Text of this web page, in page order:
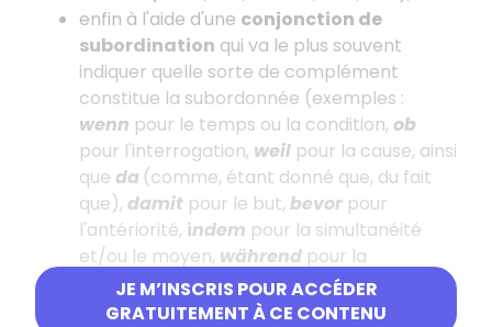
JE M’INSCRIS POUR ACCÉDER
GRATUITEMENT À CE CONTENU
enfin à l'aide d'une conjonction de
subordination qui va le plus souvent
indiquer quelle sorte de complément
constitue la subordonnée (exemples :
wenn pour le temps ou la condition, ob
pour l'interrogation, weil pour la cause, ainsi
que da (comme, étant donné que, du fait
que), damit pour le but, bevor pour
l'antériorité, indem pour la simultanéité
et/ou le moyen, während pour la
simultanéité teintée d'opposition,obwohl
pour la concession, etc.).